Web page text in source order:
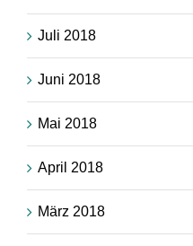
Juli 2018
Juni 2018
Mai 2018
April 2018
März 2018